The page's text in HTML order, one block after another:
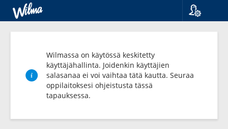
Wilmassa on käytössä keskitetty
käyttäjähallinta. Joidenkin käyttäjien
salasanaa ei voi vaihtaa tätä kautta. Seuraa
oppilaitoksesi ohjeistusta tässä
tapauksessa.